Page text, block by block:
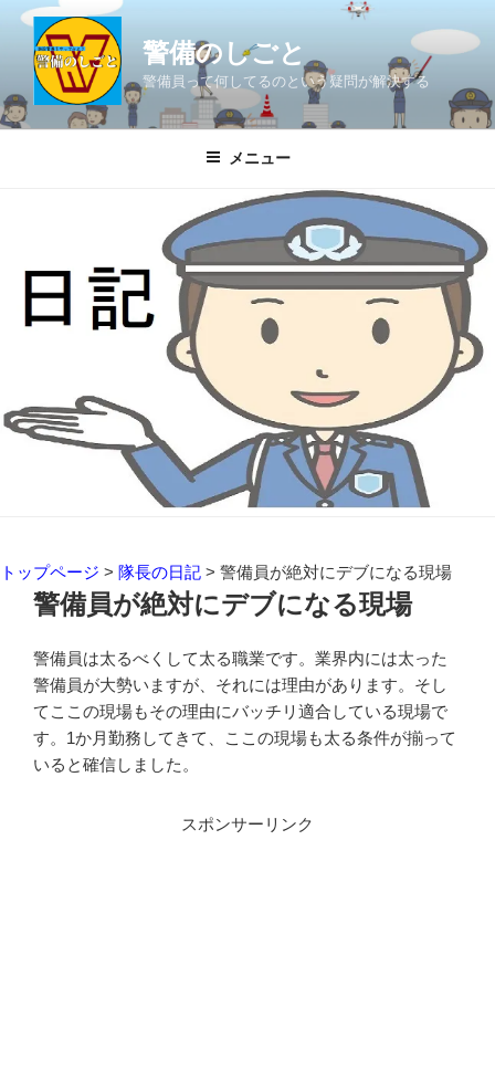
ン
ツ
警備のしごと
警備員って何してるのという疑問が解決する
メニュー
トップページ > 隊長の日記 > 警備員が絶対にデブになる現場
警備員が絶対にデブになる現場
警備員は太るべくして太る職業です。業界内には太った
警備員が大勢いますが、それには理由があります。そし
てここの現場もその理由にバッチリ適合している現場で
す。1か月勤務してきて、ここの現場も太る条件が揃って
いると確信しました。
スポンサーリンク